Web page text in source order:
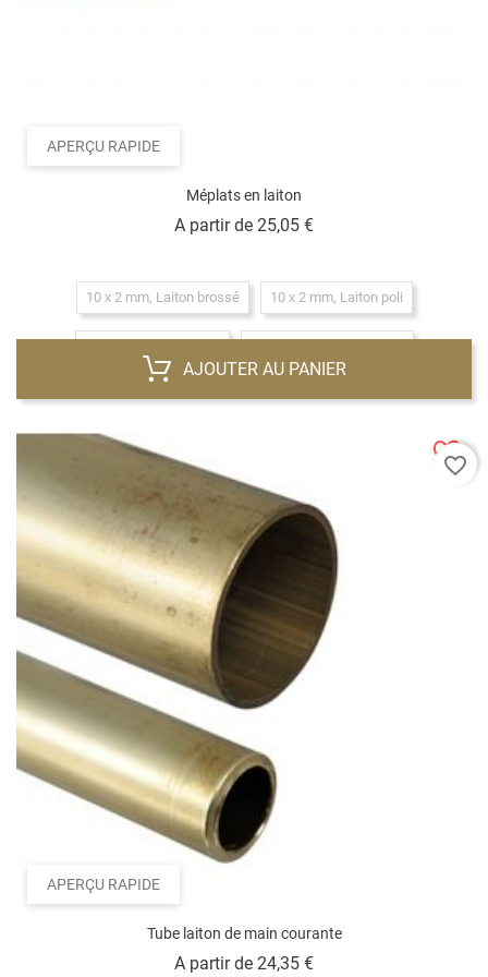
APERÇU RAPIDE
Méplats en laiton
A partir de 25,05 €Prix
10 x 2 mm, Laiton brossé 10 x 2 mm, Laiton poli
15 x 2 mm, Laiton poli 15 x 2 mm, Laiton brut
20 x 2 mm, Laiton poli
20 x 2 mm, Laiton brut 25 x 2 mm, Laiton poli
25 x 2 mm, Laiton brut 25 x 2 mm, Laiton brossé
15 x 5 mm, Laiton poli 15 x 5 mm, Laiton brossé
15 x 5 mm, Laiton brut
AJOUTER AU PANIER
APERÇU RAPIDE
Tube laiton de main courante
A partir de 24,35 €Prix
favorite_border